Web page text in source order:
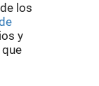
los
y